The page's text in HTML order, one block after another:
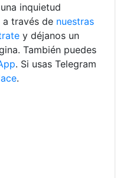
inquietud
través de nuestras
y déjanos un
También puedes
. Si usas Telegram
.